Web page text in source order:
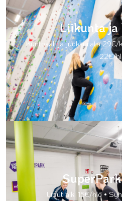
Liikunta ja
Kuntosali ja juoksurata 29€/
22€/
Liput alk. 15€/hlö •